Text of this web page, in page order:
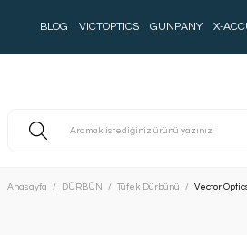
BLOG VICTOPTICS GUNPANY X-
Anasayfa DÜRBÜN Tüfek Dürbünü Vector